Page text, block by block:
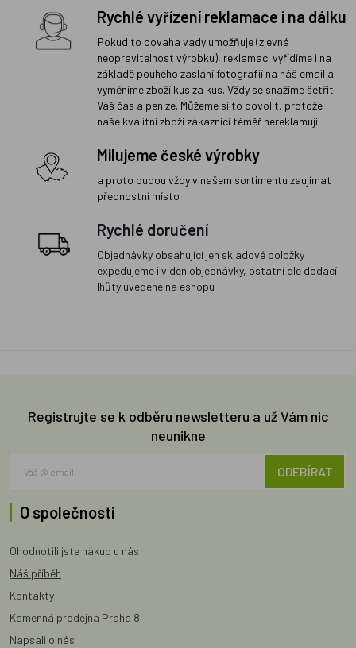
Rychlé vyřízení reklamace i na dálku
Pokud to povaha vady umožňuje (zjevná
neopravitelnost výrobku), reklamaci vyřídíme i na
základě pouhého zaslání fotografií na náš email a
vyměníme zboží kus za kus. Vždy se snažíme šetřit
Váš čas a peníze. Můžeme si to dovolit, protože
naše kvalitní zboží zákazníci téměř nereklamují.
Milujeme české výrobky
a proto budou vždy v našem sortimentu zaujímat
přednostní místo
Rychlé doručení
Objednávky obsahující jen skladové položky
expedujeme i v den objednávky, ostatní dle dodací
lhůty uvedené na eshopu
Registrujte se k odběru newsletteru a už Vám nic
neunikne
ODEBÍRAT
O společnosti
Ohodnotili jste nákup u nás
Náš příběh
Kontakty
Kamenná prodejna Praha 8
Napsali o nás